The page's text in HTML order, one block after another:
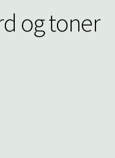
og toner